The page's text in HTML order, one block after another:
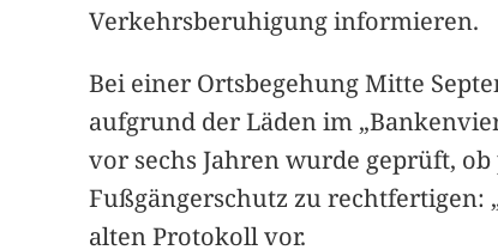
Verkehrsberuhigung informieren.
Bei einer Ortsbegehung Mitte
aufgrund der Läden im
vor sechs Jahren wurde geprüft,
Fußgängerschutz zu rechtfertigen:
alten Protokoll vor.